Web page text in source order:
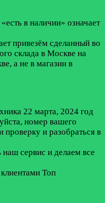
в наличии» означает
привезём сделанный во
склада в Москве на
а не в магазин в
22 марта, 2024 год
номер вашего
проверку и разобраться в
сервис и делаем все
Топ